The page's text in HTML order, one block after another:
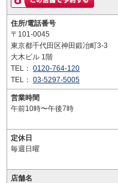
住所/電話番号
〒101-0045
東京都千代田区神田鍛冶町3-3
大木ビル 1階
TEL： 0120-764-120
TEL： 03-5297-5005
営業時間
午前10時〜午後7時
定休日
毎週日曜
店舗名